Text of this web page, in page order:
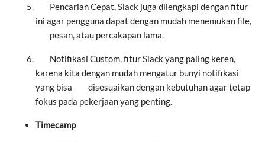
Pencarian Cepat, Slack juga dilengkapi dengan fitur
ini agar pengguna dapat dengan mudah menemukan file,
pesan,atau percakapan lama.
Notifikasi Custom, fitur Slack yang paling keren,
karena kita dengan mudah mengatur bunyi notifikasi
yang bisa
disesuaikan dengan kebutuhan agar tetap
fokus pada pekerjaan yang penting.
Timecamp